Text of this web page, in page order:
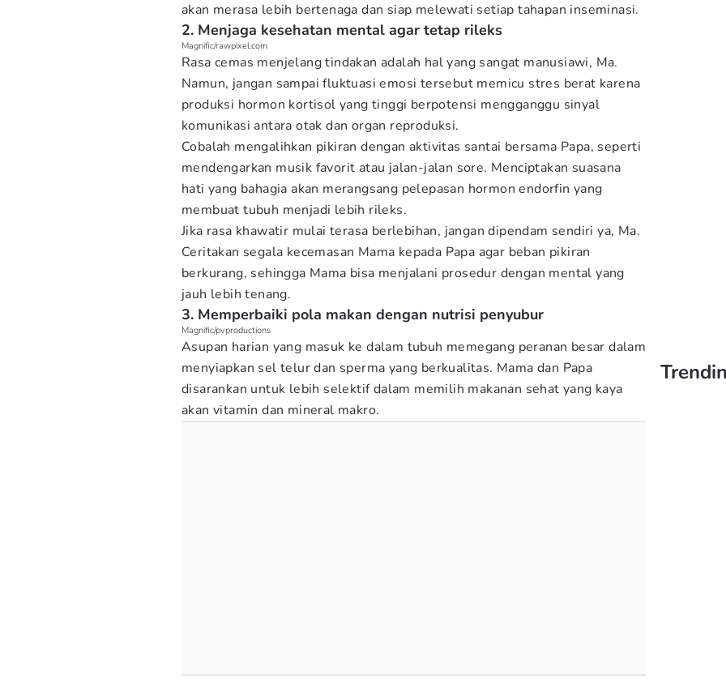
akan merasa lebih bertenaga dan siap melewati setiap tahapan inseminasi.
2. Menjaga kesehatan mental agar tetap rileks
Magnific/rawpixel.com
Rasa cemas menjelang tindakan adalah hal yang sangat manusiawi, Ma.
Namun, jangan sampai fluktuasi emosi tersebut memicu stres berat karena
produksi hormon kortisol yang tinggi berpotensi mengganggu sinyal
komunikasi antara otak dan organ reproduksi.
Cobalah mengalihkan pikiran dengan aktivitas santai bersama Papa, seperti
mendengarkan musik favorit atau jalan-jalan sore. Menciptakan suasana
hati yang bahagia akan merangsang pelepasan hormon endorfin yang
membuat tubuh menjadi lebih rileks.
Jika rasa khawatir mulai terasa berlebihan, jangan dipendam sendiri ya, Ma.
Ceritakan segala kecemasan Mama kepada Papa agar beban pikiran
berkurang, sehingga Mama bisa menjalani prosedur dengan mental yang
jauh lebih tenang.
3. Memperbaiki pola makan dengan nutrisi penyubur
Magnific/pvproductions
Asupan harian yang masuk ke dalam tubuh memegang peranan besar dalam
menyiapkan sel telur dan sperma yang berkualitas. Mama dan Papa
disarankan untuk lebih selektif dalam memilih makanan sehat yang kaya
akan vitamin dan mineral makro.